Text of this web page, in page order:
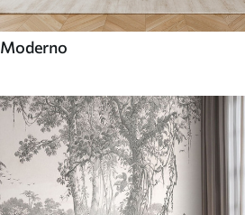
Moderno